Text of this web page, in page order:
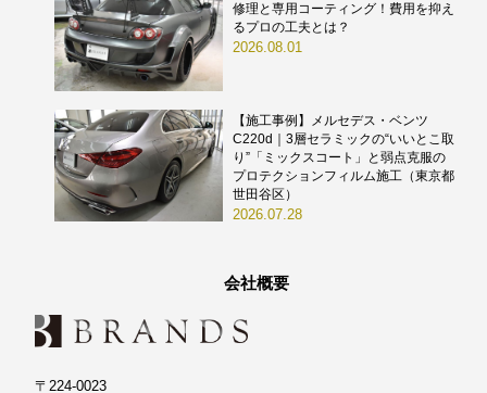
修理と専用コーティング！費用を抑え
るプロの工夫とは？
2026.08.01
【施工事例】メルセデス・ベンツ
C220d｜3層セラミックの“いいとこ取
り”「ミックスコート」と弱点克服の
プロテクションフィルム施工（東京都
世田谷区）
2026.07.28
会社概要
〒224-0023